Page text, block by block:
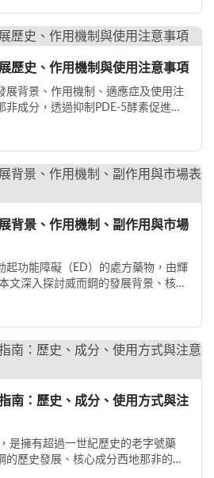
歷史、作用機制與使用注意事項
展背景、作用機制、適應症及使用注
非成分，透過抑制PDE-5酵素促進血
背景、作用機制、副作用與市場
起功能障礙（ED）的處方藥物，由輝
文深入探討威而鋼的發展背景、核心
南：歷史、成分、使用方式與注
是擁有超過一世紀歷史的老字號藥
的歷史發展、核心成分西地那非的作